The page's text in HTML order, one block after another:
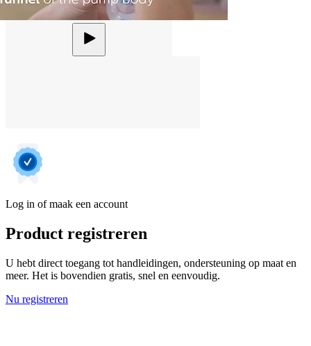
Log in of maak een account
Product registreren
U hebt direct toegang tot handleidingen, ondersteuning op maat en
meer. Het is bovendien gratis, snel en eenvoudig.
Nu registreren